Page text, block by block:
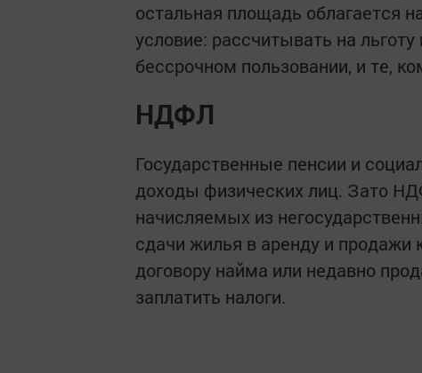
остальная площадь облагается
условие: рассчитывать на
бессрочном пользовании, и те,
НДФЛ
Государственные пенсии и
доходы физических лиц. Зато
начисляемых из
сдачи жилья в аренду и продажи
договору найма или недавно
заплатить налоги.